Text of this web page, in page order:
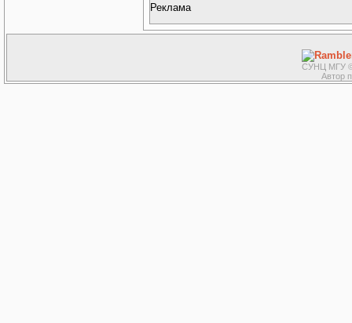
Реклама
СУНЦ МГУ ©
Автор